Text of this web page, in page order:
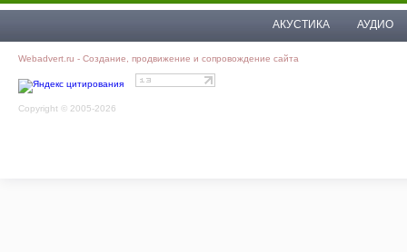
АКУСТИКА АУДИО
Webadvert.ru - Создание, продвижение и сопровождение сайта
Copyright © 2005-2026